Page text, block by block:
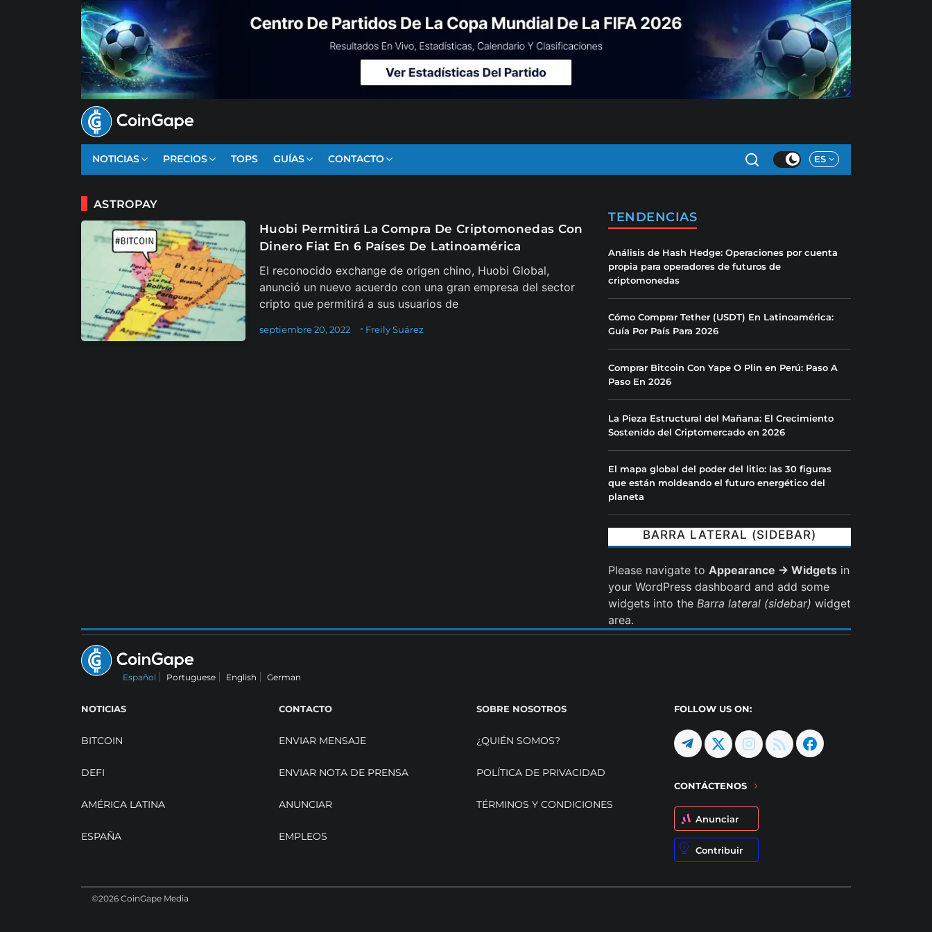
NOTICIAS PRECIOS TOPS GUÍAS CONTACTO ES
ASTROPAY
Huobi Permitirá La Compra De Criptomonedas Con
Dinero Fiat En 6 Países De Latinoamérica
El reconocido exchange de origen chino, Huobi Global,
anunció un nuevo acuerdo con una gran empresa del sector
cripto que permitirá a sus usuarios de
Freily Suárez
septiembre 20, 2022
TENDENCIAS
Análisis de Hash Hedge: Operaciones por cuenta
propia para operadores de futuros de
criptomonedas
Cómo Comprar Tether (USDT) En Latinoamérica:
Guía Por País Para 2026
Comprar Bitcoin Con Yape O Plin en Perú: Paso A
Paso En 2026
La Pieza Estructural del Mañana: El Crecimiento
Sostenido del Criptomercado en 2026
El mapa global del poder del litio: las 30 figuras
que están moldeando el futuro energético del
planeta
BARRA LATERAL (SIDEBAR)
Please navigate to Appearance → Widgets in
your WordPress dashboard and add some
widgets into the Barra lateral (sidebar) widget
area.
Español Portuguese English German
NOTICIAS
BITCOIN
DEFI
AMÉRICA LATINA
ESPAÑA
CONTACTO
ENVIAR MENSAJE
ENVIAR NOTA DE PRENSA
ANUNCIAR
EMPLEOS
SOBRE NOSOTROS
¿QUIÉN SOMOS?
POLÍTICA DE PRIVACIDAD
TÉRMINOS Y CONDICIONES
FOLLOW US ON:
CONTÁCTENOS
Anunciar
Contribuir
©2026 CoinGape Media